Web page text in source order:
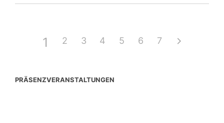
1 2 3 4 5 6 7
PRÄSENZVERANSTALTUNGEN